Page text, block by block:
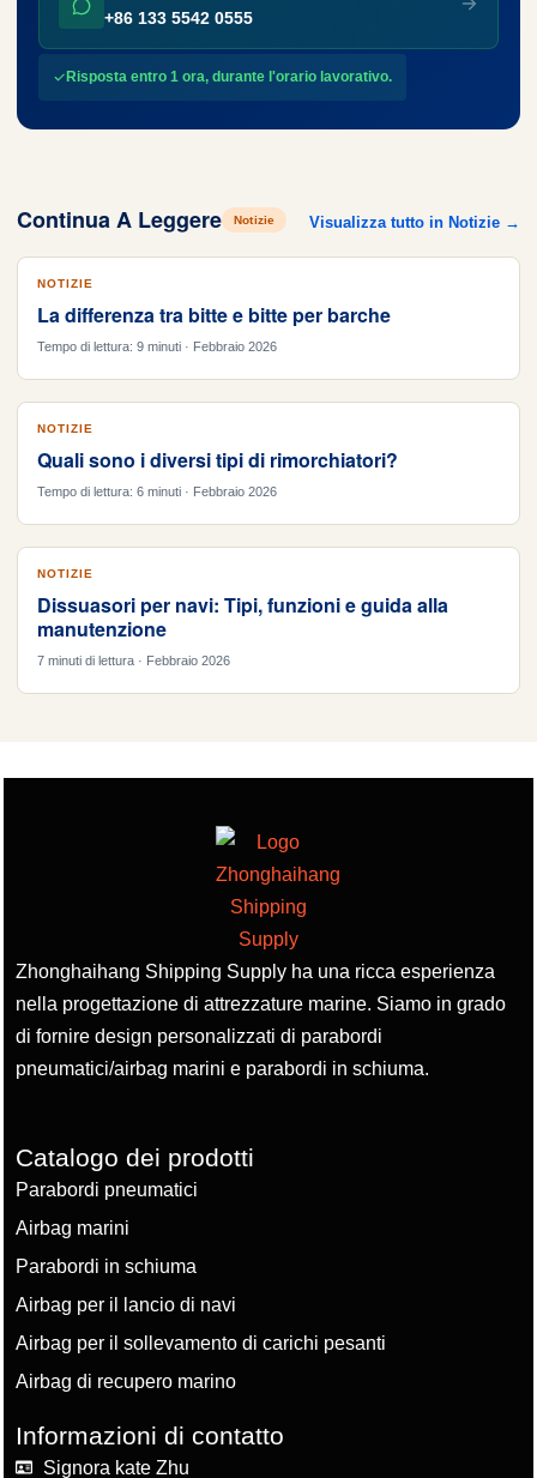
+86 133 5542 0555
Risposta entro 1 ora, durante l'orario lavorativo.
Continua A Leggere Notizie Visualizza tutto in Notizie →
NOTIZIE
La differenza tra bitte e bitte per barche
Tempo di lettura: 9 minuti · Febbraio 2026
NOTIZIE
Quali sono i diversi tipi di rimorchiatori?
Tempo di lettura: 6 minuti · Febbraio 2026
NOTIZIE
Dissuasori per navi: Tipi, funzioni e guida alla
manutenzione
7 minuti di lettura · Febbraio 2026
Zhonghaihang Shipping Supply ha una ricca esperienza
nella progettazione di attrezzature marine. Siamo in grado
di fornire design personalizzati di parabordi
pneumatici/airbag marini e parabordi in schiuma.
Catalogo dei prodotti
Parabordi pneumatici
Airbag marini
Parabordi in schiuma
Airbag per il lancio di navi
Airbag per il sollevamento di carichi pesanti
Airbag di recupero marino
Informazioni di contatto
Signora kate Zhu